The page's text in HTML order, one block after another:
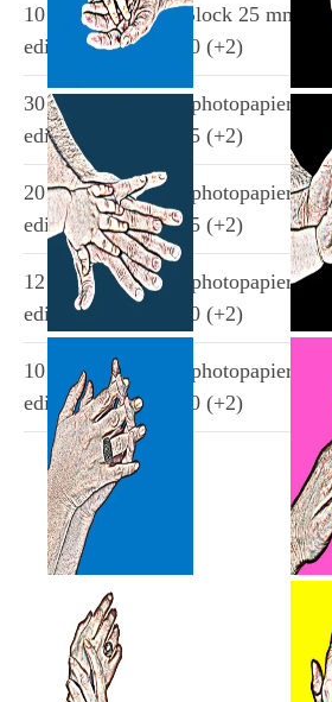
10 x 10 cm Acryl-Block 25 mm
edition – limited) 50 (+2)
30 x 30 cm galerie photopapier
edition – limited) 25 (+2)
20 x 20 cm galerie photopapier
edition – limited) 25 (+2)
12 x 12 cm galerie photopapier
edition – limited) 50 (+2)
10 x 10 cm galerie photopapier
edition – limited) 50 (+2)
hände-15
limitierte edition
hände-13
limitierte edition
hände-11
limitierte edition